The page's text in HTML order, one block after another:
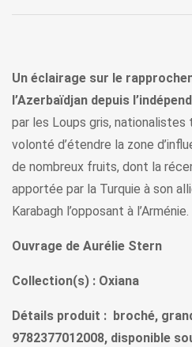
Un éclairage sur le
l’Azerbaïdjan depuis
par les Loups gris, nationalistes
volonté d’étendre la zone
de nombreux fruits, dont la
apportée par la Turquie à son
Karabagh l’opposant à l’Arménie.
Ouvrage de Aurélie Stern
Collection(s) : Oxiana
Détails produit : broché,
9782377012008, disponible